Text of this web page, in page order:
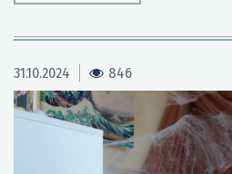
31.10.2024 846